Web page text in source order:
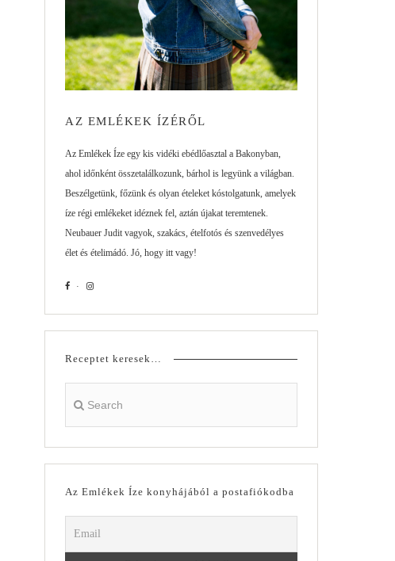
AZ EMLÉKEK ÍZÉRŐL
Az Emlékek Íze egy kis vidéki ebédlőasztal a Bakonyban,
ahol időnként összetalálkozunk, bárhol is legyünk a világban.
Beszélgetünk, főzünk és olyan ételeket kóstolgatunk, amelyek
íze régi emlékeket idéznek fel, aztán újakat teremtenek.
Neubauer Judit vagyok, szakács, ételfotós és szenvedélyes
élet és ételimádó. Jó, hogy itt vagy!
Receptet keresek…
Az Emlékek Íze konyhájából a postafiókodba